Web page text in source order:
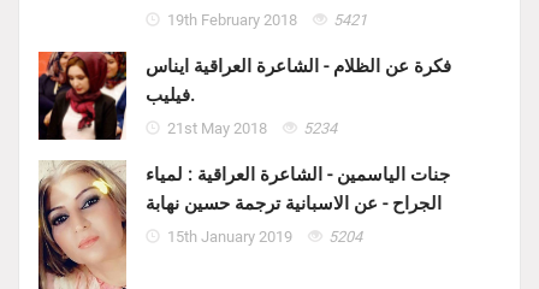
19th February 2018 5421
فكرة عن الظلام - الشاعرة العراقية ايناس
فيليب.
21st May 2018 5234
جنات الياسمين - الشاعرة العراقية : لمياء
الجراح - عن الاسبانية ترجمة حسين نهابة
15th January 2019 5204